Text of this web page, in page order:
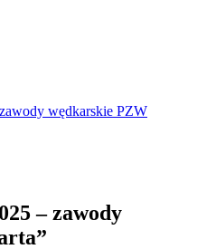
wędkarskie PZW
– zawody